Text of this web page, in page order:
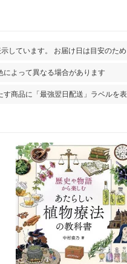
しています。 お届け日は目安のた
によって異なる場合があります
商品に「最強翌日配送」ラベルを表